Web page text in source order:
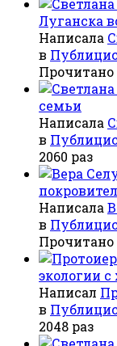
Луганска
Написала
в
Прочитано
семьи
Написала
в
2060 раз
Написала
в
Прочитано
экологии
Написал
в
2048 раз